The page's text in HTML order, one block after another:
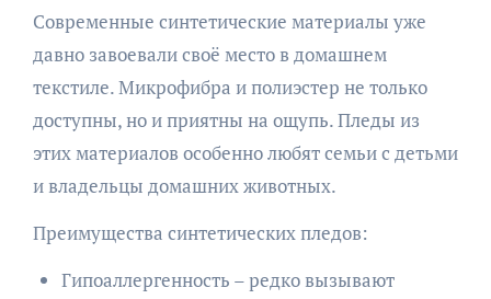
Современные синтетические материалы уже
давно завоевали своё место в домашнем
текстиле. Микрофибра и полиэстер не только
доступны, но и приятны на ощупь. Пледы из
этих материалов особенно любят семьи с детьми
и владельцы домашних животных.
Преимущества синтетических пледов:
Гипоаллергенность – редко вызывают